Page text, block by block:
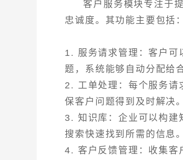
客户服务模块专注于
忠诚度。其功能主要包括：
1. 服务请求管理：客户可
题，系统能够自动分配给
2. 工单处理：每个服务请
保客户问题得到及时解决。
3. 知识库：企业可以构建
搜索快速找到所需的信息。
4. 客户反馈管理：收集客